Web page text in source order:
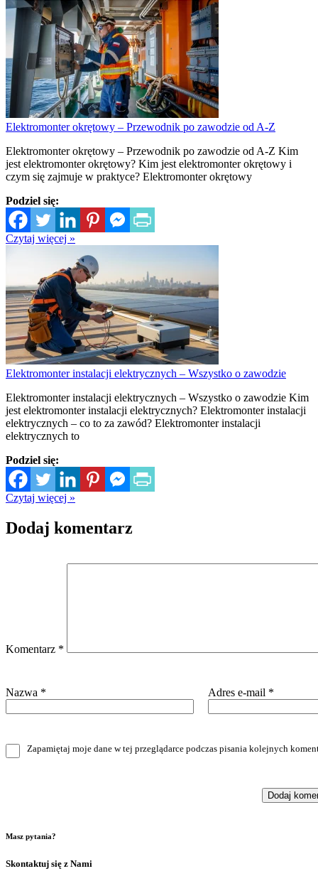
Elektromonter okrętowy – Przewodnik po zawodzie od A-Z
Elektromonter okrętowy – Przewodnik po zawodzie od A-Z Kim
jest elektromonter okrętowy? Kim jest elektromonter okrętowy i
czym się zajmuje w praktyce? Elektromonter okrętowy
Podziel się:
Czytaj więcej »
Elektromonter instalacji elektrycznych – Wszystko o zawodzie
Elektromonter instalacji elektrycznych – Wszystko o zawodzie Kim
jest elektromonter instalacji elektrycznych? Elektromonter instalacji
elektrycznych – co to za zawód? Elektromonter instalacji
elektrycznych to
Podziel się:
Czytaj więcej »
Dodaj komentarz
Komentarz *
Nazwa * Adres e-mail *
Zapamiętaj moje dane w tej przeglądarce podczas pisania kolejnych
Masz pytania?
Skontaktuj się z Nami